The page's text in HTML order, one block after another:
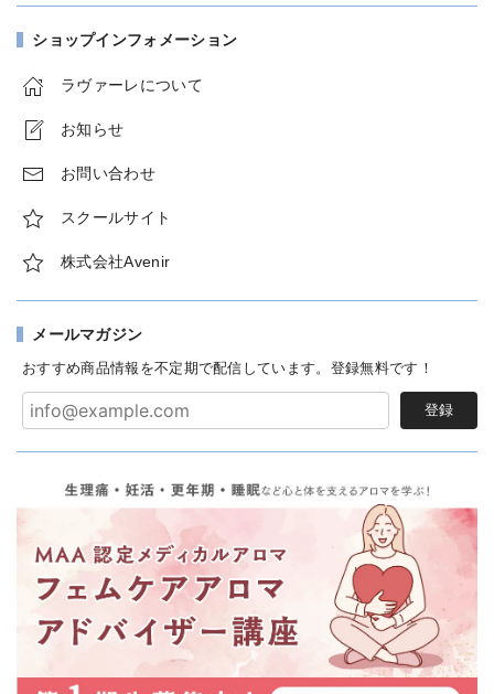
ショップインフォメーション
ラヴァーレについて
お知らせ
お問い合わせ
スクールサイト
株式会社Avenir
メールマガジン
おすすめ商品情報を不定期で配信しています。登録無料です！
登録